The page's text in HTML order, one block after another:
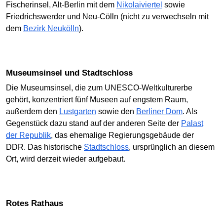
Fischerinsel, Alt-Berlin mit dem Nikolaiviertel sowie
Friedrichswerder und Neu-Cölln (nicht zu verwechseln mit
dem Bezirk Neukölln).
Museumsinsel und Stadtschloss
Die Museumsinsel, die zum UNESCO-Weltkulturerbe
gehört, konzentriert fünf Museen auf engstem Raum,
außerdem den Lustgarten sowie den Berliner Dom. Als
Gegenstück dazu stand auf der anderen Seite der Palast
der Republik, das ehemalige Regierungsgebäude der
DDR. Das historische Stadtschloss, ursprünglich an diesem
Ort, wird derzeit wieder aufgebaut.
Rotes Rathaus